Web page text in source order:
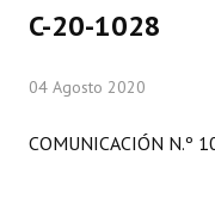
Comisiones
Comisiones Especiales
C-20-1028
04 Agosto 2020
COMUNICACIÓN N.º